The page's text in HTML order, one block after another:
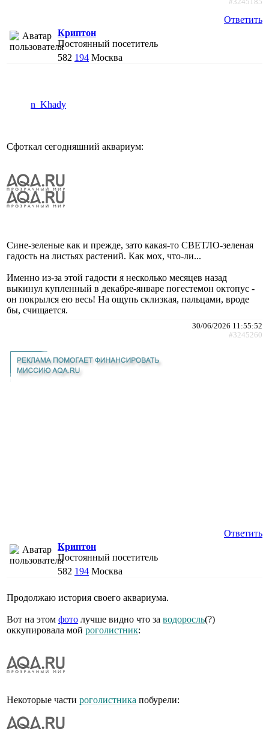
#3245185
Ответить
Криптон
Постоянный посетитель
582 194 Москва
n_Khady
Сфоткал сегодняшний аквариум:
Сине-зеленые как и прежде, зато какая-то СВЕТЛО-зеленая
гадость на листьях растений. Как мох, что-ли...
Именно из-за этой гадости я несколько месяцев назад
выкинул купленный в декабре-январе погестемон октопус -
он покрылся ею весь! На ощупь склизкая, пальцами, вроде
бы, счищается.
30/06/2026 11:55:52
#3245260
Ответить
Криптон
Постоянный посетитель
582 194 Москва
Продолжаю история своего аквариума.
Вот на этом фото лучше видно что за водоросль(?)
оккупировала мой роголистник:
Некоторые части роголистника побурели: